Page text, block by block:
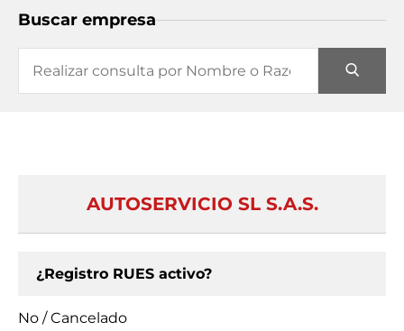
Buscar empresa
AUTOSERVICIO SL S.A.S.
¿Registro RUES activo?
No / Cancelado